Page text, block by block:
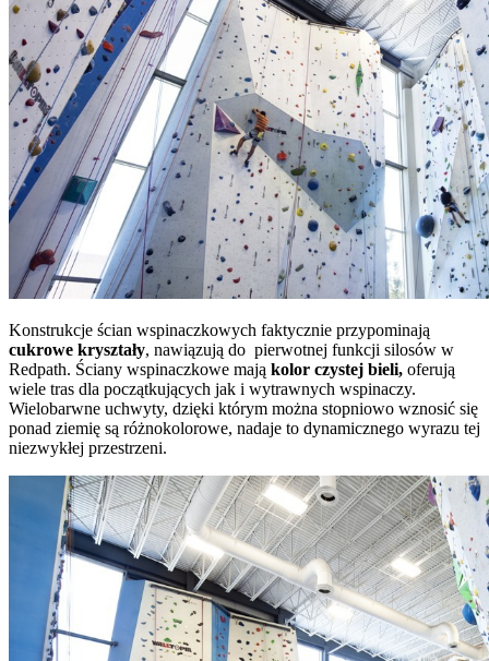
Konstrukcje ścian wspinaczkowych faktycznie przypominają
cukrowe kryształy, nawiązują do pierwotnej funkcji silosów w
Redpath. Ściany wspinaczkowe mają kolor czystej bieli, oferują
wiele tras dla początkujących jak i wytrawnych wspinaczy.
Wielobarwne uchwyty, dzięki którym można stopniowo wznosić się
ponad ziemię są różnokolorowe, nadaje to dynamicznego wyrazu tej
niezwykłej przestrzeni.